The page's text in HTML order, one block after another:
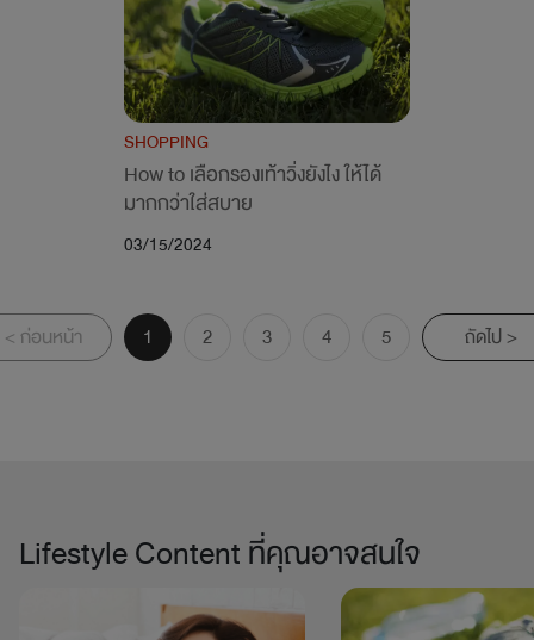
SHOPPING
How to เลือกรองเท้าวิ่งยังไง ให้ได้
มากกว่าใส่สบาย
03/15/2024
< ก่อนหน้า 1 2 3 4 5 ถัดไป >
Lifestyle Content ที่คุณอาจสนใจ